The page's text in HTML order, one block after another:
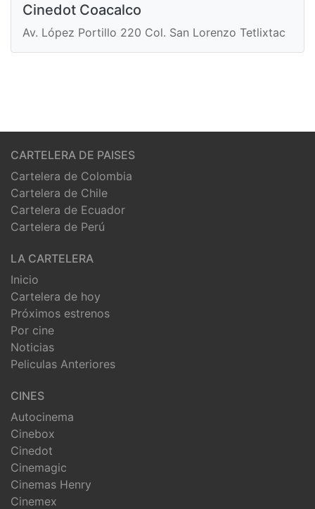
Cinedot Coacalco
Av. López Portillo 220 Col. San Lorenzo Tetlixtac
CARTELERA DE PAISES
Cartelera de Colombia
Cartelera de Chile
Cartelera de Ecuador
Cartelera de Perú
LA CARTELERA
Inicio
Cartelera de hoy
Próximos estrenos
Por cine
Noticias
Peliculas Anteriores
CINES
Autocinema
Cinebox
Cinedot
Cinemagic
Cinemas Henry
Cinemex